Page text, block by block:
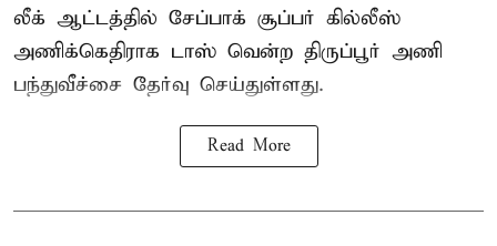
லீக் ஆட்டத்தில் சேப்பாக் சூப்பர் கில்லீஸ்
அணிக்கெதிராக டாஸ் வென்ற திருப்பூர் அணி
பந்துவீச்சை தேர்வு செய்துள்ளது.
Read More